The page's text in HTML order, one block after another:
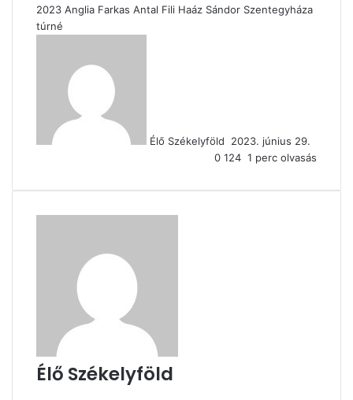
2023 Anglia Farkas Antal Fili Haáz Sándor Szentegyháza
túrné
Élő Székelyföld
2023. június 29.
0 124 1 perc olvasás
Élő Székelyföld